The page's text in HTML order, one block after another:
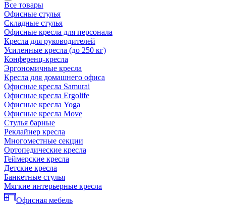
Все товары
Офисные стулья
Складные стулья
Офисные кресла для персонала
Кресла для руководителей
Усиленные кресла (до 250 кг)
Конференц-кресла
Эргономичные кресла
Кресла для домашнего офиса
Офисные кресла Samurai
Офисные кресла Ergolife
Офисные кресла Yoga
Офисные кресла Move
Стулья барные
Реклайнер кресла
Многоместные секции
Ортопедические кресла
Геймерские кресла
Детские кресла
Банкетные стулья
Мягкие интерьерные кресла
Офисная мебель